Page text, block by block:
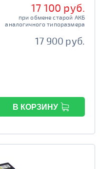
17 100 руб.
при обмене старой АКБ
аналогичного типоразмера
17 900 руб.
В КОРЗИНУ